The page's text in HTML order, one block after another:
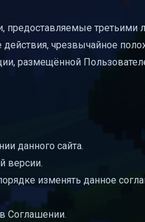
предоставляемые третьими
чрезвычайное
размещённой
данного сайта.
версии.
изменять данное
Соглашении.